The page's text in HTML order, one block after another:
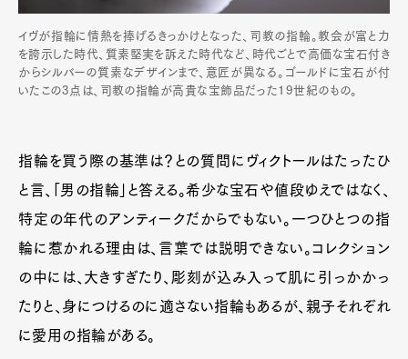
イヴが指輪に情熱を捧げるきっかけとなった、司教の指輪。教会が富と力
を誇示した時代、質素堅実を訴えた時代など、時代ごとで高価な宝石付き
からシルバーの質素なデザインまで、意匠が異なる。ゴールドに宝石が付
いたこの3点は、司教の指輪が高貴な宝飾品だった19世紀のもの。
指輪を買う際の基準は？との質問にヴィクトールはたったひ
と言、「男の指輪」と答える。希少な宝石や値段ゆえではなく、
特定の年代のアンティークだからでもない。一つひとつの指
輪に惹かれる理由は、言葉では説明できない。コレクション
の中には、大きすぎたり、彫刻が込み入って肌に引っかかっ
たりと、身につけるのに適さない指輪もあるが、親子それぞれ
に愛用の指輪がある。